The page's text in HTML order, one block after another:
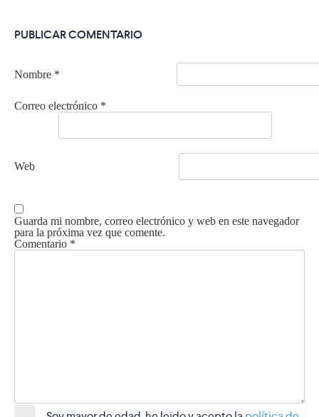
PUBLICAR COMENTARIO
Nombre *
Correo electrónico *
Web
Guarda mi nombre, correo electrónico y web en este navegador
para la próxima vez que comente.
Comentario *